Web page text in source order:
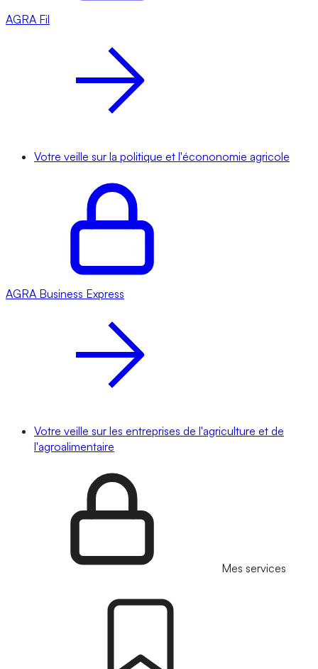
AGRA Fil
Votre veille sur la politique et l'écononomie agricole
AGRA Business Express
Votre veille sur les entreprises de l'agriculture et de
l'agroalimentaire
Mes services